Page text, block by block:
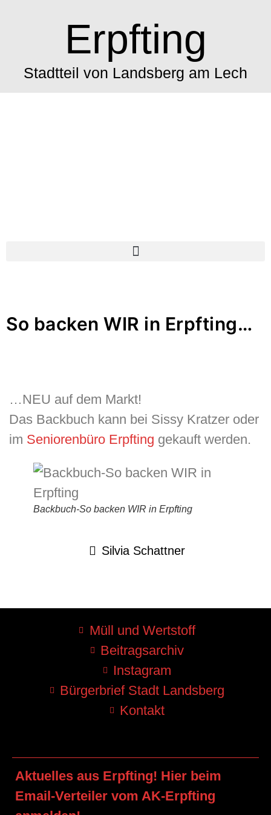
Erpfting
Stadtteil von Landsberg am Lech
So backen WIR in Erpfting…
…NEU auf dem Markt!
Das Backbuch kann bei Sissy Kratzer oder
im Seniorenbüro Erpfting gekauft werden.
Backbuch-So backen WIR in Erpfting
Silvia Schattner
Müll und Wertstoff
Beitragsarchiv
Instagram
Bürgerbrief Stadt Landsberg
Kontakt
Aktuelles aus Erpfting! Hier beim
Email-Verteiler vom AK-Erpfting